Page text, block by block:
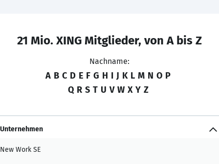
21 Mio. XING Mitglieder, von A bis Z
Nachname:
A B C D E F G H I J K L M N O P
Q R S T U V W X Y Z
Unternehmen
New Work SE